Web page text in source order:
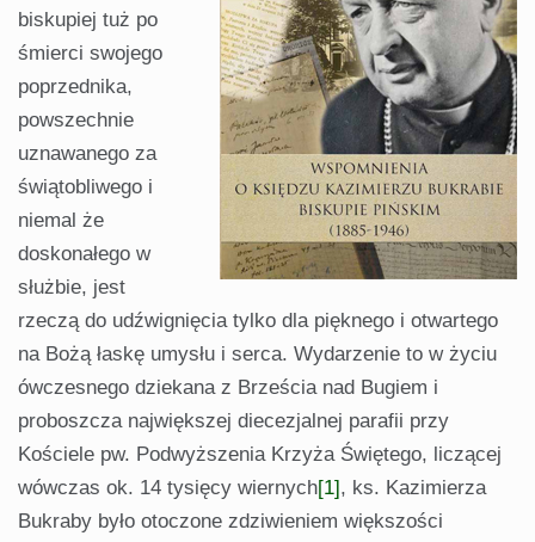
biskupiej tuż po
śmierci swojego
poprzednika,
powszechnie
uznawanego za
świątobliwego i
niemal że
doskonałego w
służbie, jest
rzeczą do udźwignięcia tylko dla pięknego i otwartego
na Bożą łaskę umysłu i serca. Wydarzenie to w życiu
ówczesnego dziekana z Brześcia nad Bugiem i
proboszcza największej diecezjalnej parafii przy
Kościele pw. Podwyższenia Krzyża Świętego, liczącej
wówczas ok. 14 tysięcy wiernych[1] , ks. Kazimierza
Bukraby było otoczone zdziwieniem większości